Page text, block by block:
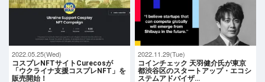
2022.05.25(Wed)
コスプレNFTサイトCurecosが
「ウクライナ支援コスプレNFT」を
販売開始！
2022.11.29(Tue)
コインチェック 天羽健介氏が東京
都渋谷区のスタートアップ・エコシ
ステムアドバイザ…